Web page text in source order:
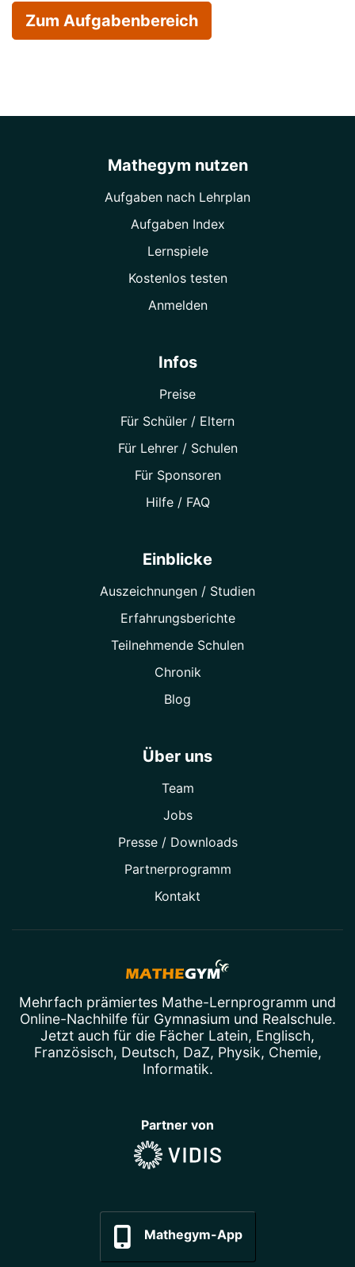
Zum Aufgabenbereich
Mathegym nutzen
Aufgaben nach Lehrplan
Aufgaben Index
Lernspiele
Kostenlos testen
Anmelden
Infos
Preise
Für Schüler / Eltern
Für Lehrer / Schulen
Für Sponsoren
Hilfe / FAQ
Einblicke
Auszeichnungen / Studien
Erfahrungsberichte
Teilnehmende Schulen
Chronik
Blog
Über uns
Team
Jobs
Presse / Downloads
Partner­programm
Kontakt
Mehrfach prämiertes Mathe-Lernprogramm und
Online-Nachhilfefür Gymnasium und Realschule.
Jetzt auch für die Fächer Latein, Englisch,
Französisch, Deutsch, DaZ, Physik, Chemie,
Informatik.
Partner von
Mathegym-App